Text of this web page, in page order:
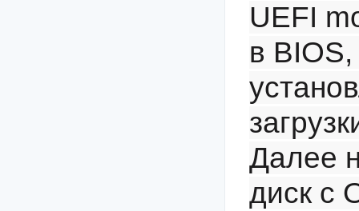
UEFI
в
Далее
диск с